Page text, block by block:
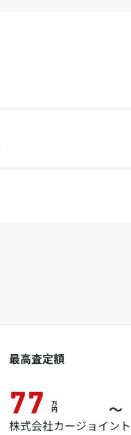
最高査定額
77 万
円 ～
株式会社カージョイント